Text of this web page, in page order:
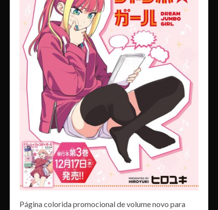
Página colorida promocional de volume novo para